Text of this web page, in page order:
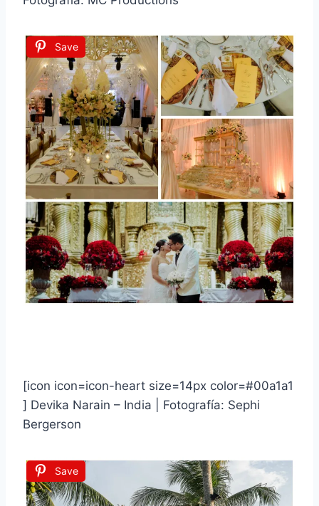
Save
[icon icon=icon-heart size=14px color=#00a1a1
] Devika Narain – India | Fotografía: Sephi
Bergerson
Save